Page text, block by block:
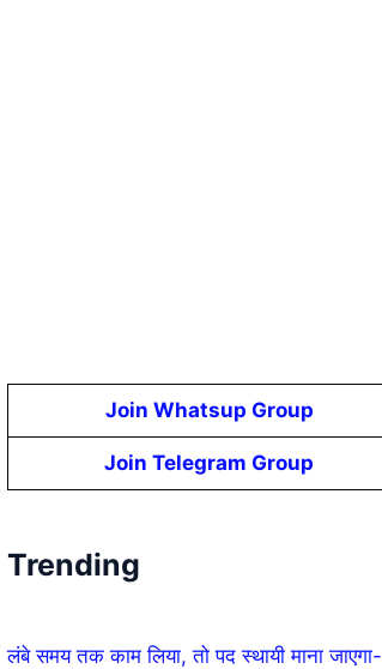
Join Whatsup Group
Join Telegram Group
Trending
लंबे समय तक काम लिया, तो पद स्थायी माना जाएगा-